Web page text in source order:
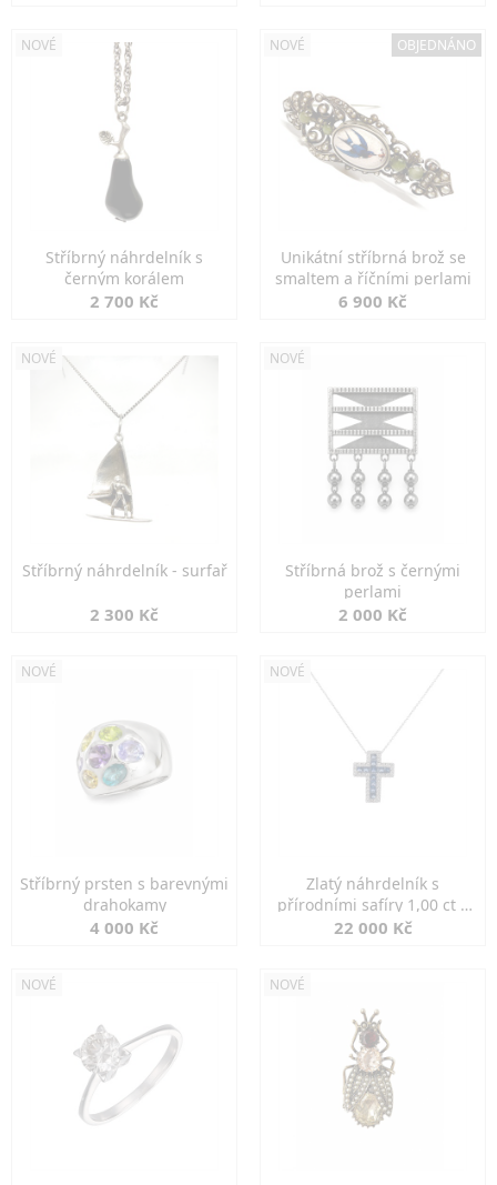
NOVÉ
Stříbrný náhrdelník s
černým korálem
2 700 Kč
NOVÉ OBJEDNÁNO
Unikátní stříbrná brož se
smaltem a říčními perlami
6 900 Kč
NOVÉ
Stříbrný náhrdelník - surfař
2 300 Kč
NOVÉ
Stříbrná brož s černými
perlami
2 000 Kč
NOVÉ
Stříbrný prsten s barevnými
drahokamy
4 000 Kč
NOVÉ
Zlatý náhrdelník s
přírodními safíry 1,00 ct a
diamanty
22 000 Kč
NOVÉ NOVÉ